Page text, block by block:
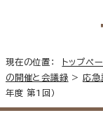
現在の位置： トップペ
の開催と会議録 > 応急
年度 第1回）